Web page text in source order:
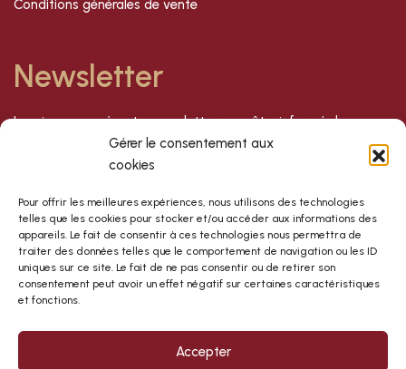
Gérer le consentement aux
cookies
Pour offrir les meilleures expériences, nous utilisons des technologies
telles que les cookies pour stocker et/ou accéder aux informations des
appareils. Le fait de consentir à ces technologies nous permettra de
traiter des données telles que le comportement de navigation ou les ID
uniques sur ce site. Le fait de ne pas consentir ou de retirer son
consentement peut avoir un effet négatif sur certaines caractéristiques
et fonctions.
Accepter
Conditions générales de vente
Newsletter
Inscrivez-vous à notre newsletter pour être informé de nos
dernières offres et nouveautés !
S'inscrire